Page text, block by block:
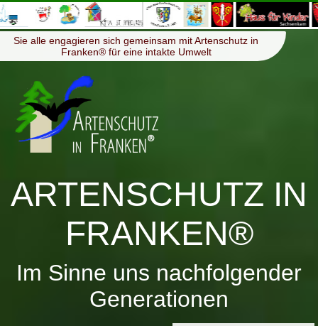
Menü ≡
Sie alle engagieren sich gemeinsam mit Artenschutz in
Franken® für eine intakte Umwelt
ARTENSCHUTZ IN
FRANKEN®
Im Sinne uns nachfolgender
Generationen